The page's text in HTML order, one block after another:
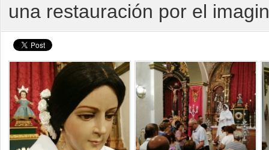
una restauración por el